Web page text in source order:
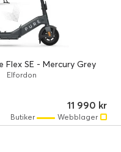
Flex SE - Mercury Grey
Elfordon
11 990 kr
Webblager
Butiker